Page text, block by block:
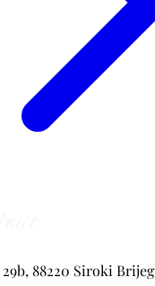
88220 Siroki Brijeg